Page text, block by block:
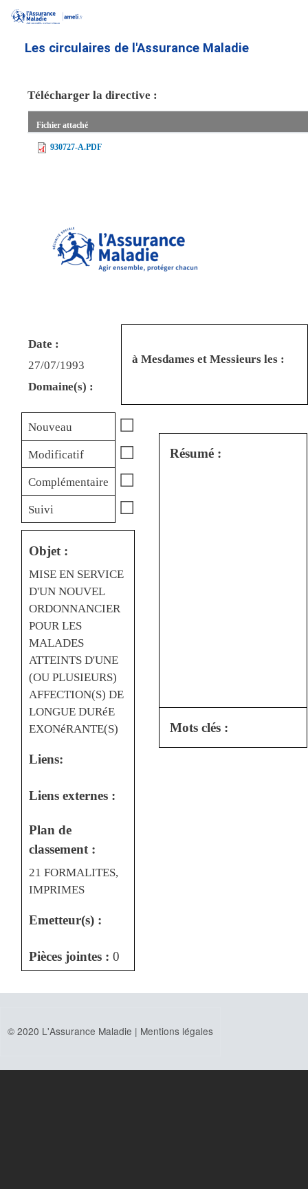
contenu
Les circulaires de l'Assurance Maladie
Télécharger la directive :
Fichier attaché
930727-A.PDF
Date :
27/07/1993
Domaine(s) :
à Mesdames et Messieurs les :
Nouveau ☐
Modificatif ☐
Complémentaire ☐
Suivi ☐
Objet :
MISE EN SERVICE
D'UN NOUVEL
ORDONNANCIER
POUR LES
MALADES
ATTEINTS D'UNE
(OU PLUSIEURS)
AFFECTION(S) DE
LONGUE DURéE
EXONéRANTE(S)
Liens:
Liens externes :
Plan de
classement :
21 FORMALITES,
IMPRIMES
Emetteur(s) :
Pièces jointes : 0
Résumé :
Mots clés :
© 2020 L'Assurance Maladie | Mentions légales